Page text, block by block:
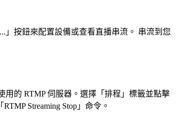
」按鈕來配置設備或查看直播串流。 串流到您
的 RTMP 伺服器。選擇「排程」標籤並點擊
Streaming Stop」命令。